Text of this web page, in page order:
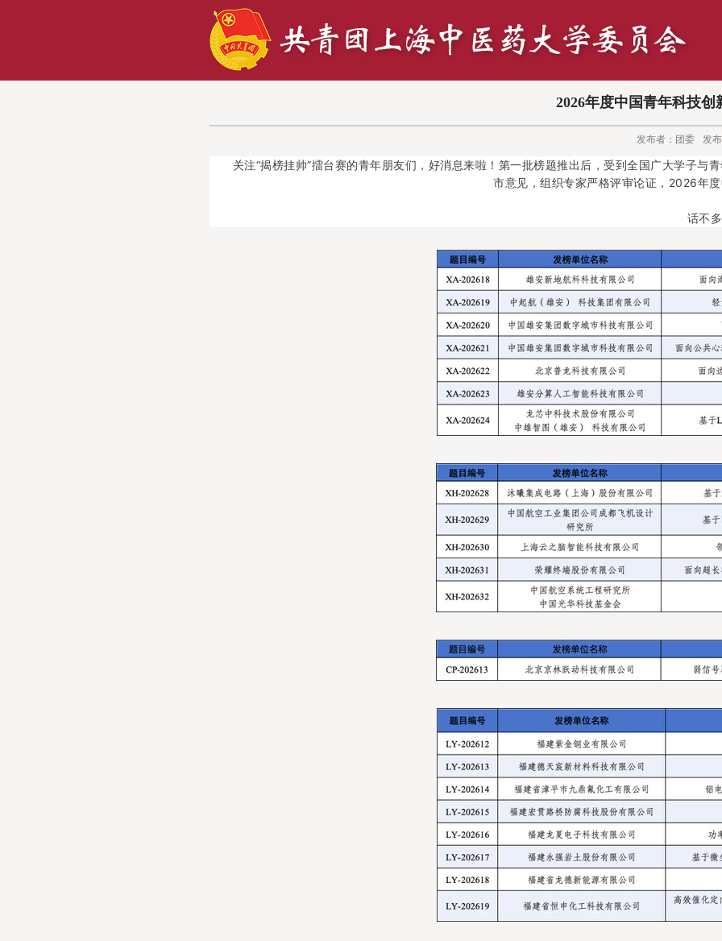
2026年度中国青年科技
发布者：团委 发
关注“揭榜挂帅”擂台赛的青年朋友们，好消息来啦！第一批榜题推出后，受到全国广大学子
市意见，组织专家严格评审论证，2026年
话不